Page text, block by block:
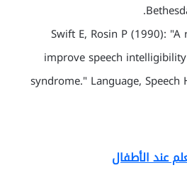
Swift E, Rosin P (1990):
improve speech
syndrome." Language, Speech
عند الأطفال